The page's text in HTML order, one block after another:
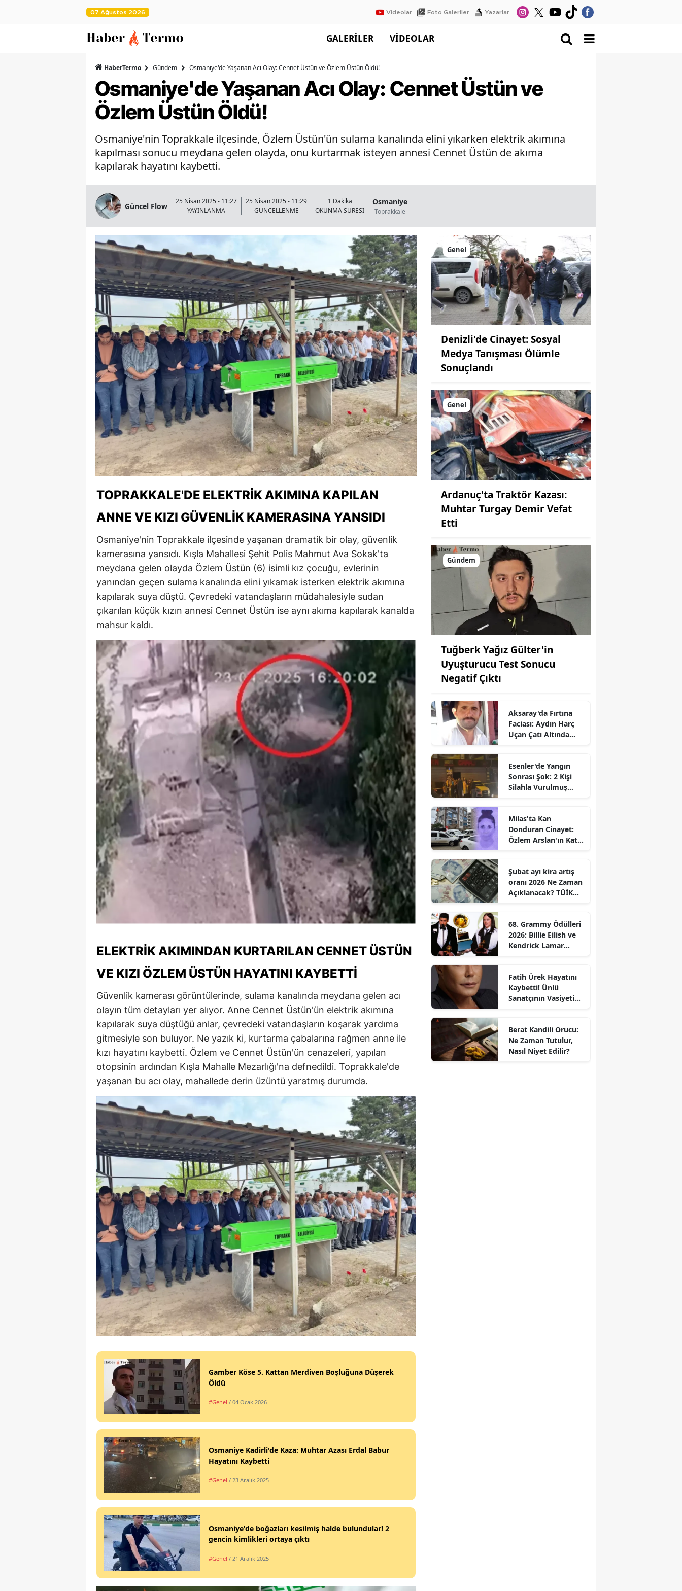
07 Ağustos 2026 Videolar Foto Galeriler Yazarlar
GALERİLER VİDEOLAR
HaberTermo Gündem Osmaniye'de Yaşanan Acı Olay: Cennet Üstün ve Özlem Üstün Öldü!
Osmaniye'de Yaşanan Acı Olay: Cennet Üstün ve
Özlem Üstün Öldü!
Osmaniye'nin Toprakkale ilçesinde, Özlem Üstün'ün sulama kanalında elini yıkarken elektrik akımına
kapılması sonucu meydana gelen olayda, onu kurtarmak isteyen annesi Cennet Üstün de akıma
kapılarak hayatını kaybetti.
Güncel Flow
25 Nisan 2025 - 11:27
YAYINLANMA
25 Nisan 2025 - 11:29
GÜNCELLENME
1 Dakika
OKUNMA SÜRESİ
Osmaniye
Toprakkale
TOPRAKKALE'DE ELEKTRIK AKIMINA KAPILAN
ANNE VE KIZI GÜVENLIK KAMERASINA YANSIDI
Osmaniye'nin Toprakkale ilçesinde yaşanan dramatik bir olay, güvenlik
kamerasına yansıdı. Kışla Mahallesi Şehit Polis Mahmut Ava Sokak'ta
meydana gelen olayda Özlem Üstün (6) isimli kız çocuğu, evlerinin
yanından geçen sulama kanalında elini yıkamak isterken elektrik akımına
kapılarak suya düştü. Çevredeki vatandaşların müdahalesiyle sudan
çıkarılan küçük kızın annesi Cennet Üstün ise aynı akıma kapılarak kanalda
mahsur kaldı.
ELEKTRIK AKIMINDAN KURTARILAN CENNET ÜSTÜN
VE KIZI ÖZLEM ÜSTÜN HAYATINI KAYBETTI
Güvenlik kamerası görüntülerinde, sulama kanalında meydana gelen acı
olayın tüm detayları yer alıyor. Anne Cennet Üstün'ün elektrik akımına
kapılarak suya düştüğü anlar, çevredeki vatandaşların koşarak yardıma
gitmesiyle son buluyor. Ne yazık ki, kurtarma çabalarına rağmen anne ile
kızı hayatını kaybetti. Özlem ve Cennet Üstün'ün cenazeleri, yapılan
otopsinin ardından Kışla Mahalle Mezarlığı'na defnedildi. Toprakkale'de
yaşanan bu acı olay, mahallede derin üzüntü yaratmış durumda.
Gamber Köse 5. Kattan Merdiven Boşluğuna Düşerek
Öldü
#Genel / 04 Ocak 2026
Osmaniye Kadirli'de Kaza: Muhtar Azası Erdal Babur
Hayatını Kaybetti
#Genel / 23 Aralık 2025
Osmaniye'de boğazları kesilmiş halde bulundular! 2
gencin kimlikleri ortaya çıktı
#Genel / 21 Aralık 2025
Genel
Denizli'de Cinayet: Sosyal
Medya Tanışması Ölümle
Sonuçlandı
Genel
Ardanuç'ta Traktör Kazası:
Muhtar Turgay Demir Vefat
Etti
Gündem
Tuğberk Yağız Gülter'in
Uyuşturucu Test Sonucu
Negatif Çıktı
Aksaray'da Fırtına
Faciası: Aydın Harç
Uçan Çatı Altında
Esenler'de Yangın
Sonrası Şok: 2 Kişi
Silahla Vurulmuş
Milas'ta Kan
Donduran Cinayet:
Özlem Arslan'ın Katili
Şubat ayı kira artış
oranı 2026 Ne Zaman
Açıklanacak? TÜİK
68. Grammy Ödülleri
2026: Billie Eilish ve
Kendrick Lamar
Fatih Ürek Hayatını
Kaybetti! Ünlü
Sanatçının Vasiyeti
Berat Kandili Orucu:
Ne Zaman Tutulur,
Nasıl Niyet Edilir?